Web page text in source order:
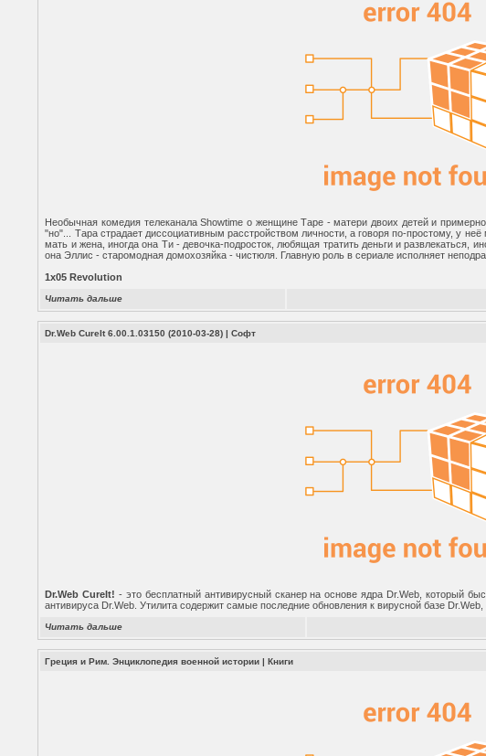
Необычная комедия телеканала Showtime о женщине Таре - матери двоих детей и
"но"... Тара страдает диссоциативным расстройством личности, а говоря по-простому, у
мать и жена, иногда она Ти - девочка-подросток, любящая тратить деньги и развлекаться,
она Эллис - старомодная домохозяйка - чистюля. Главную роль в сериале исполняет
1x05 Revolution
Читать дальше
Dr.Web CureIt 6.00.1.03150 (2010-03-28) |Софт
Dr.Web CureIt! - это бесплатный антивирусный сканер на основе ядра Dr.Web, который
антивируса Dr.Web. Утилита содержит самые последние обновления к вирусной базе
Читать дальше
Греция и Рим. Энциклопедия военной истории |Книги